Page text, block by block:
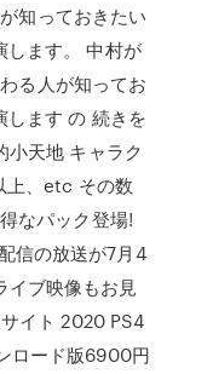
知っておきたい
します。 中村が
る人が知ってお
します の 続きを
天地 キャラク
上、etc その数
なパック登場!
信の放送が7月4
イブ映像もお見
イト 2020 PS4
ロード版6900円